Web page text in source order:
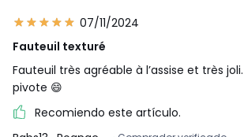
07/11/2024
Fauteuil texturé
Fauteuil très agréable à l’assise et très
pivote 😄
Recomiendo este artículo.